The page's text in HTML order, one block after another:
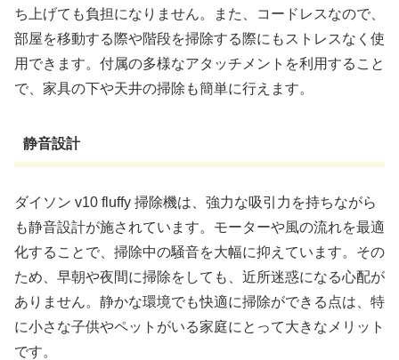
ち上げても負担になりません。また、コードレスなので、
部屋を移動する際や階段を掃除する際にもストレスなく使
用できます。付属の多様なアタッチメントを利用すること
で、家具の下や天井の掃除も簡単に行えます。
静音設計
ダイソン v10 fluffy 掃除機は、強力な吸引力を持ちながら
も静音設計が施されています。モーターや風の流れを最適
化することで、掃除中の騒音を大幅に抑えています。その
ため、早朝や夜間に掃除をしても、近所迷惑になる心配が
ありません。静かな環境でも快適に掃除ができる点は、特
に小さな子供やペットがいる家庭にとって大きなメリット
です。